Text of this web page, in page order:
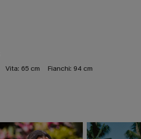
Vita: 65 cm Fianchi: 94 cm